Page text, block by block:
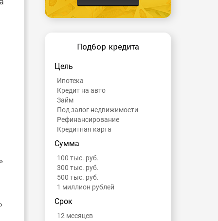
Подбор кредита
Цель
Ипотека
Кредит на авто
Займ
Под залог недвижимости
Рефинансирование
Кредитная карта
Сумма
100 тыс. руб.
300 тыс. руб.
500 тыс. руб.
1 миллион рублей
Срок
12 месяцев